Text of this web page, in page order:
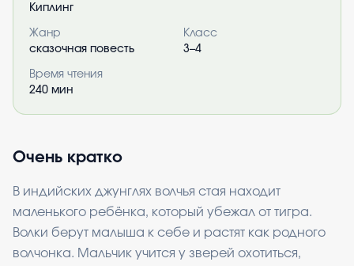
Киплинг
Жанр
сказочная повесть
Класс
3–4
Время чтения
240 мин
Очень кратко
В индийских джунглях волчья стая находит
маленького ребёнка, который убежал от тигра.
Волки берут малыша к себе и растят как родного
волчонка. Мальчик учится у зверей охотиться,